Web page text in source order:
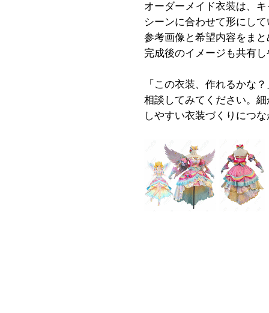
オーダーメイド衣装は、
シーンに合わせて形にし
参考画像と希望内容をま
完成後のイメージも共有
「この衣装、作れるかな
相談してみてください。
しやすい衣装づくりにつ